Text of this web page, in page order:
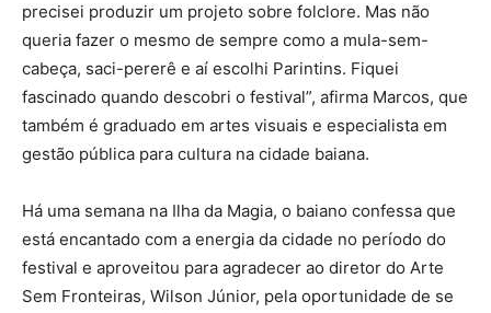
precisei produzir um projeto sobre folclore. Mas não
queria fazer o mesmo de sempre como a mula-sem-
cabeça, saci-pererê e aí escolhi Parintins. Fiquei
fascinado quando descobri o festival”, afirma Marcos, que
também é graduado em artes visuais e especialista em
gestão pública para cultura na cidade baiana.
Há uma semana na Ilha da Magia, o baiano confessa que
está encantado com a energia da cidade no período do
festival e aproveitou para agradecer ao diretor do Arte
Sem Fronteiras, Wilson Júnior, pela oportunidade de se